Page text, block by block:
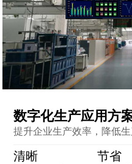
数字化生产应用方
提升企业生产效率，降低
清晰 节省